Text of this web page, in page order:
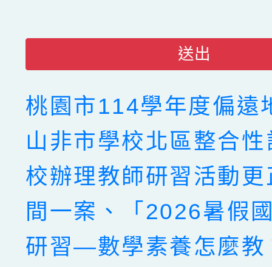
送出
桃園市114學年度偏遠
山非市學校北區整合
校辦理教師研習活動
間一案、「2026暑假
研習—數學素養怎麼教